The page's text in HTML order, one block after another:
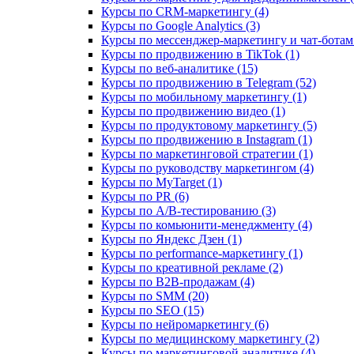
Курсы по CRM-маркетингу (4)
Курсы по Google Analytics (3)
Курсы по мессенджер-маркетингу и чат-
Курсы по продвижению в TikTok (1)
Курсы по веб-аналитике (15)
Курсы по продвижению в Telegram (52)
Курсы по мобильному маркетингу (1)
Курсы по продвижению видео (1)
Курсы по продуктовому маркетингу (5)
Курсы по продвижению в Instagram (1)
Курсы по маркетинговой стратегии (1)
Курсы по руководству маркетингом (4)
Курсы по MyTarget (1)
Курсы по PR (6)
Курсы по A/B-тестированию (3)
Курсы по комьюнити-менеджменту (4)
Курсы по Яндекс Дзен (1)
Курсы по performance-маркетингу (1)
Курсы по креативной рекламе (2)
Курсы по B2B-продажам (4)
Курсы по SMM (20)
Курсы по SEO (15)
Курсы по нейромаркетингу (6)
Курсы по медицинскому маркетингу (2)